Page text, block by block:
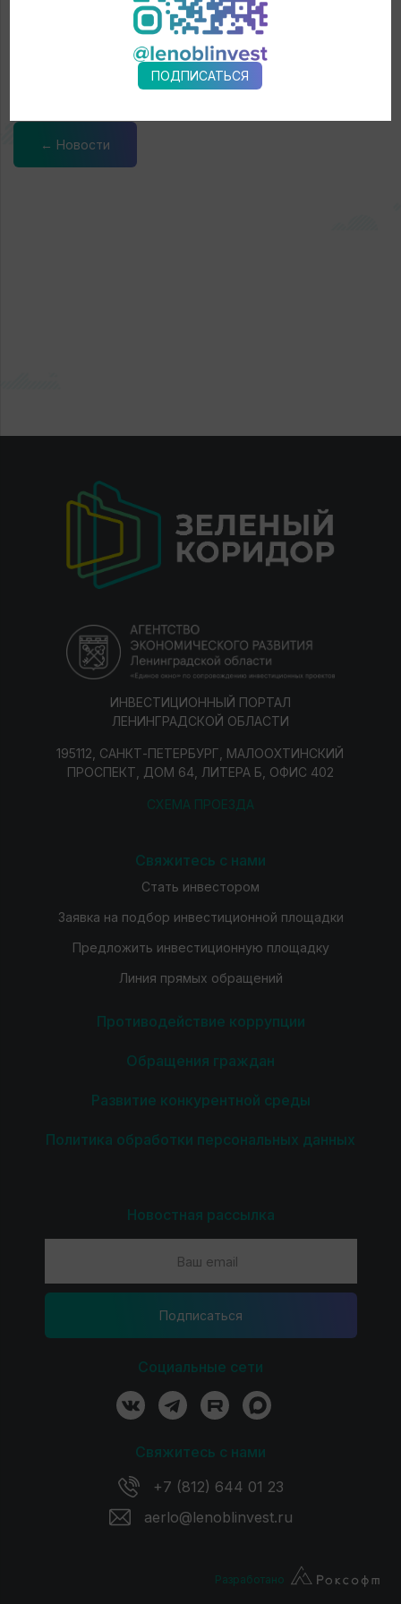
Он учитывает 40 показателей по 9 направлениям,
характеризующих уровень экономического развития,
включая сферу образования и культуры, ЖКХ, а также
организацию местного самоуправления.
← Новости
ИНВЕСТИЦИОННЫЙ ПОРТАЛ
ЛЕНИНГРАДСКОЙ ОБЛАСТИ
195112, САНКТ-ПЕТЕРБУРГ, МАЛООХТИНСКИЙ
ПРОСПЕКТ, ДОМ 64, ЛИТЕРА Б, ОФИС 402
СХЕМА ПРОЕЗДА
Свяжитесь с нами
Стать инвестором
Заявка на подбор инвестиционной площадки
Предложить инвестиционную площадку
Линия прямых обращений
Противодействие коррупции
Обращения граждан
Развитие конкурентной среды
Политика обработки персональных данных
Новостная рассылка
Подпиcаться
Социальные сети
Свяжитесь с нами
+7 (812) 644 01 23
aerlo@lenoblinvest.ru
Разработано
ПОДПИСАТЬСЯ